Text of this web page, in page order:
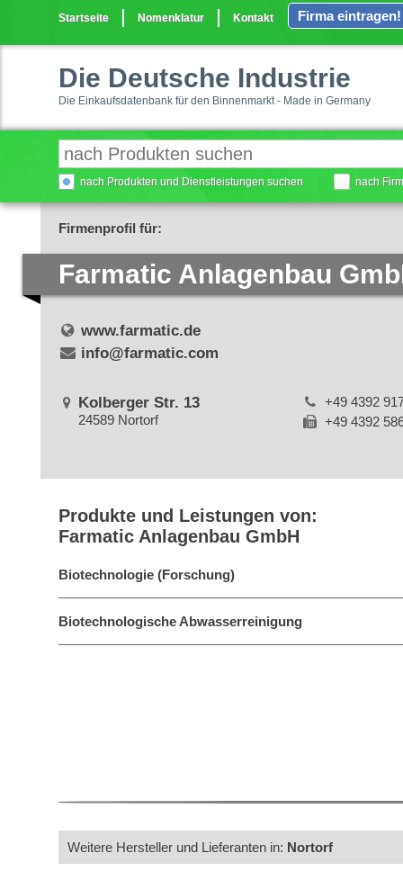
Startseite Nomenklatur Kontakt Firma eintragen!
Die Deutsche Industrie
Die Einkaufsdatenbank für den Binnenmarkt - Made in Germany
nach Produkten und Dienstleistungen suchen nach
Firmenprofil für:
Farmatic Anlagenbau
www.farmatic.de
info@farmatic.com
Kolberger Str. 13
24589 Nortorf
+49 4392
+49 4392
Produkte und Leistungen von:
Farmatic Anlagenbau GmbH
Biotechnologie (Forschung)
Biotechnologische Abwasserreinigung
Weitere Hersteller und Lieferanten in: Nortorf